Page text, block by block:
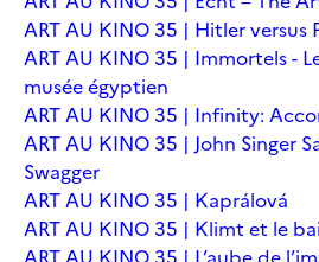
ART AU KINO 35 | Hitler versus
ART AU KINO 35 | Immortels -
musée égyptien
ART AU KINO 35 | Infinity:
ART AU KINO 35 | John Singer
Swagger
ART AU KINO 35 | Kaprálová
ART AU KINO 35 | Klimt et le